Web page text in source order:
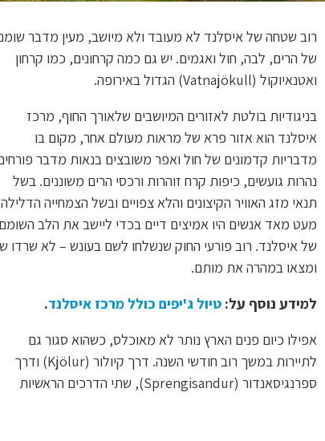
רוב שטחה של איסלנד לא מעובד ולא מיושב, מעין מדבר
של הרים, לבה, חול ואגמים. יש גם כמה קרחונים, כמו קרחון
ואטנאיוקול (Vatnajökull) הגדול באירופה.
בניגודיות בולטת לאזורים המיושבים שלאורך החוף, מרכז
איסלנד הוא אזור פרא של מראות מעולם אחר, מקום בו
מדבריות קדמונים של חול ואפר משובצים בנאות מדבר
נהרות גועשים, כיפות קרח זוהרות ורכסי הרים משוננים. בשל
תנאי מזג האוויר הקיצונים והלא צפויים ובשל הצמחייה
מעט מאד אנשים היו אמיצים דיים בכדי ליישב את הלב השומם
של איסלנד. רוב פורעי החוק שנשלחו לשם בעונש – לא שרדו
ומצאו במהרה את מותם.
למידע נוסף על: טיול ג'יפים כולל מרכז איסלנד.
אפילו כיום פנים הארץ נותר לא מאוכלס, כשהוא סגור גם
לתיירות במשך רוב חודשי השנה. דרך קיולור (Kjölur) ודרך
ספרנגיסאנדור (Sprengisandur), שתי הדרכים הראשיות